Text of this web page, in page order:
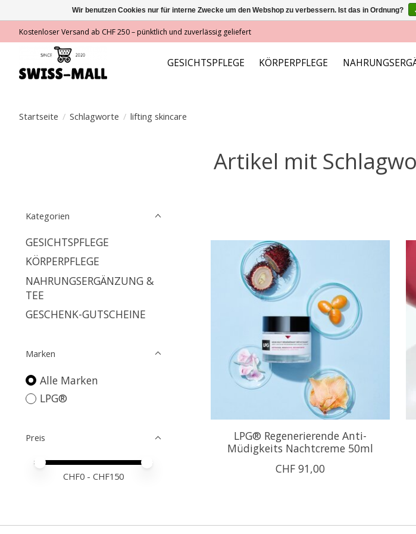
Kostenloser Versand ab CHF 250 – pünktlich und zuverlässig geliefert
GESICHTSPFLEGE KÖRPERPFLEGE
Startseite / Schlagworte / lifting skincare
Artikel mit
Kategorien
GESICHTSPFLEGE
KÖRPERPFLEGE
NAHRUNGSERGÄNZUNG &
TEE
GESCHENK-GUTSCHEINE
Marken
Alle Marken
LPG®
Preis
Preis – Mindestwert
Price maximum value
CHF0 - CHF150
LPG® Regenerierende Anti-
Müdigkeits Nachtcreme 50ml
CHF 91,00
Wir benutzen Cookies nur für interne Zwecke um den Webshop zu verbessern. Ist das in Ordnung?